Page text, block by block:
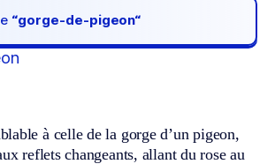
“gorge-de-pigeon“
à celle de la gorge d’un pigeon,
reflets changeants, allant du rose au